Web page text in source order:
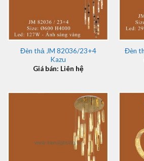
Đèn thả JM 82036/23+4
Kazu
Giá bán: Liên hệ
Đèn